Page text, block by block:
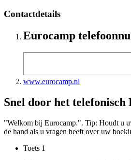
Contactdetails
Eurocamp
www.eurocamp.nl
Snel door het telefonisch
"Welkom bij Eurocamp.". Tip: Houdt u
de hand als u vragen heeft over uw
Toets 1